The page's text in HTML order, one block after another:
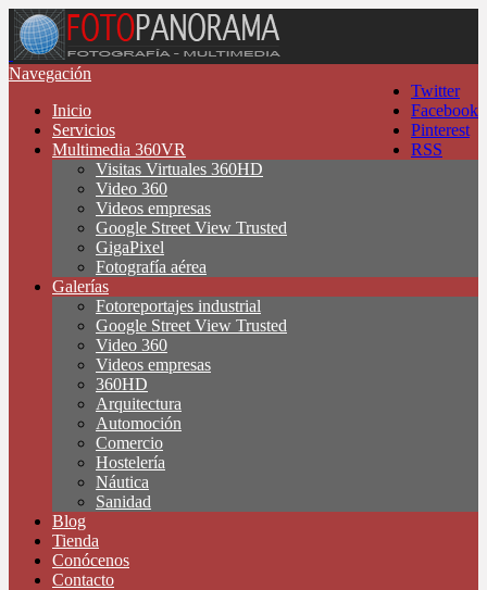
Twitter
Facebook
Pinterest
RSS
Navegación
Inicio
Servicios
Multimedia 360VR
Visitas Virtuales 360HD
Video 360
Videos empresas
Google Street View Trusted
GigaPixel
Fotografía aérea
Galerías
Fotoreportajes industrial
Google Street View Trusted
Video 360
Videos empresas
360HD
Arquitectura
Automoción
Comercio
Hostelería
Náutica
Sanidad
Blog
Tienda
Conócenos
Contacto